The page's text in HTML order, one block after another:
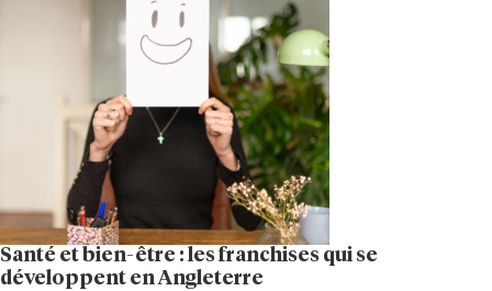
Santé et bien-être : les franchises qui se
développent en Angleterre